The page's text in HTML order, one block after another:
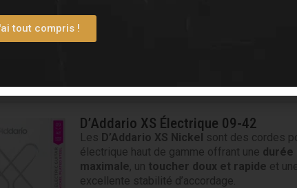
durée de vie maximale
D’Addario XS Électrique 09-42
Les D’Addario XS Nickel sont des cordes
électrique haut de gamme offrant une durée
maximale, un toucher doux et rapide et
excellente stabilité d’accordage.
tout compris !